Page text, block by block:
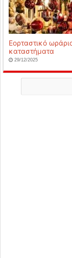
Εορταστικό
καταστήματα
29/12/2025